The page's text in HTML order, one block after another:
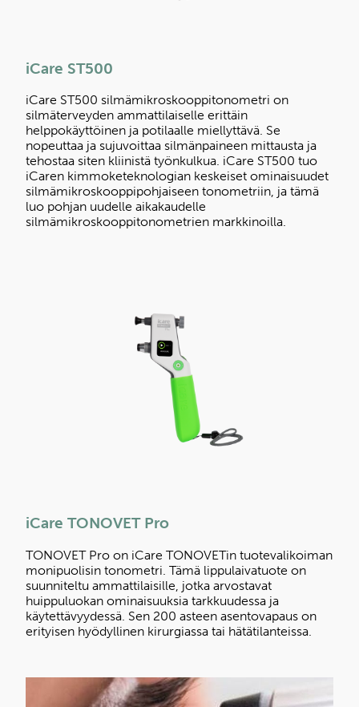
iCare ST500
iCare ST500 silmämikroskooppitonometri on
silmäterveyden ammattilaiselle erittäin
helppokäyttöinen ja potilaalle miellyttävä. Se
nopeuttaa ja sujuvoittaa silmänpaineen mittausta ja
tehostaa siten kliinistä työnkulkua. iCare ST500 tuo
iCaren kimmoketeknologian keskeiset ominaisuudet
silmämikroskooppipohjaiseen tonometriin, ja tämä
luo pohjan uudelle aikakaudelle
silmämikroskooppitonometrien markkinoilla.
iCare TONOVET Pro
TONOVET Pro on iCare TONOVETin tuotevalikoiman
monipuolisin tonometri. Tämä lippulaivatuote on
suunniteltu ammattilaisille, jotka arvostavat
huippuluokan ominaisuuksia tarkkuudessa ja
käytettävyydessä. Sen 200 asteen asentovapaus on
erityisen hyödyllinen kirurgiassa tai hätätilanteissa.